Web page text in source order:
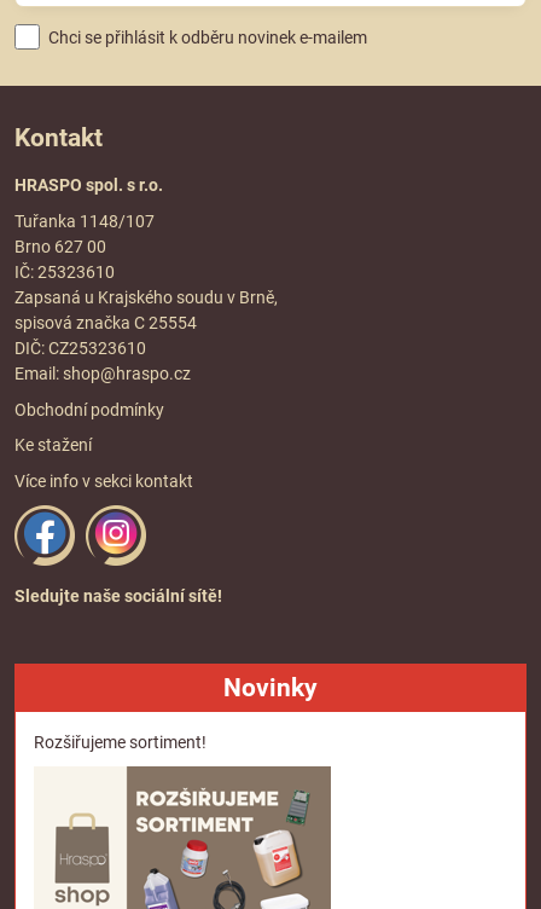
Chci se přihlásit k odběru novinek e-mailem
Kontakt
HRASPO spol. s r.o.
Tuřanka 1148/107
Brno 627 00
IČ: 25323610
Zapsaná u Krajského soudu v Brně,
spisová značka C 25554
DIČ: CZ25323610
Email: shop@hraspo.cz
Obchodní podmínky
Ke stažení
Více info v sekci kontakt
Sledujte naše sociální sítě!
Novinky
Rozšiřujeme sortiment!